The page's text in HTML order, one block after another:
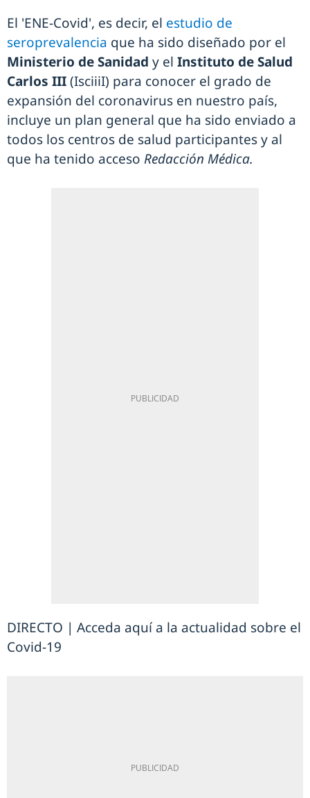
El 'ENE-Covid', es decir, el estudio de
seroprevalencia que ha sido diseñado por el
Ministerio de Sanidad y el Instituto de Salud
Carlos III(IsciiiI) para conocer el grado de
expansión del coronavirus en nuestro país,
incluye un plan general que ha sido enviado a
todos los centros de salud participantes y al
que ha tenido acceso Redacción Médica.
DIRECTO | Acceda aquí a la actualidad sobre el
Covid-19